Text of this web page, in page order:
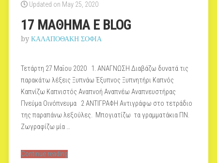
Updated on May 25, 2020
17 ΜΑΘΗΜΑ E BLOG
by ΚΑΛΑΠΟΘΑΚΗ ΣΟΦΙΑ
Τετάρτη 27 Μαΐου 2020 1. ΑΝΑΓΝΩΣΗ Διαβάζω δυνατά τις
παρακάτω λέξεις Ξυπνάω Έξυπνος Ξυπνητήρι Καπνός
Καπνίζω Καπνιστός Αναπνοή Αναπνέω Αναπνευστήρας
Πνεύμα Οινόπνευμα 2 ΑΝΤΙΓΡΑΦΗ Αντιγράφω στο τετράδιο
της παραπάνω λεξούλες. Μπογιατίζω τα γραμματάκια ΠΝ.
Ζωγραφίζω μία …
Continue reading“17